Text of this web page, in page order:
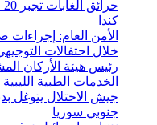
كندا
الأمن العام: إجراءات
خلال احتفالات
رئيس هيئة الأركان
الخدمات الطبية الليبية
جيش الاحتلال يتوغل
جنوبي سوريا